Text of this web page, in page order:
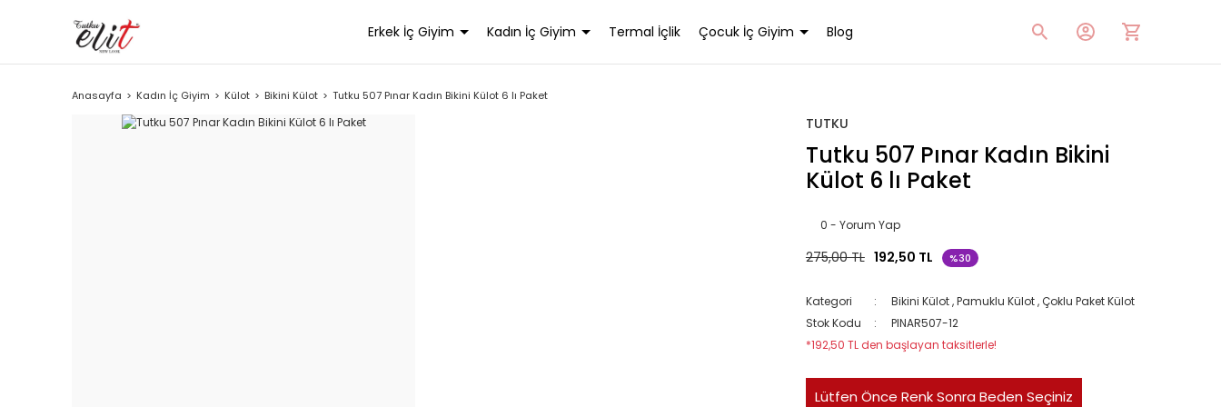
Erkek İç Giyim Kadın İç Giyim Termal İçlik Çocuk İç Giyim Blog
Anasayfa Kadın İç Giyim Külot Bikini Külot Tutku 507 Pınar Kadın Bikini Külot 6 lı Paket
TUTKU
Tutku 507 Pınar Kadın Bikini
Külot 6 lı Paket
0 - Yorum Yap
275,00 TL 192,50 TL %30
Kategori Bikini Külot,Pamuklu Külot ,Çoklu Paket Külot
Stok Kodu
PINAR507-12
*192,50 TL den başlayan taksitlerle!
Lütfen Önce Renk Sonra Beden Seçiniz